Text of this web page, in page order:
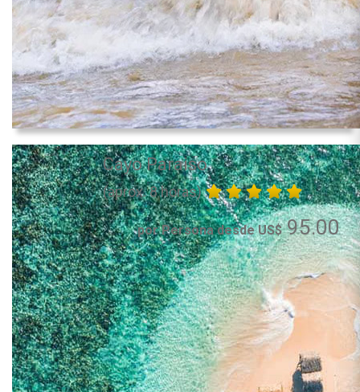
Cayo Paraiso
(aprox. 8 horas)
por Persona desde US$95.00